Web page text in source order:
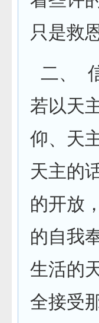
只是救
二、
若以天
仰、天
天主的
的开放
的自我
生活的
全接受